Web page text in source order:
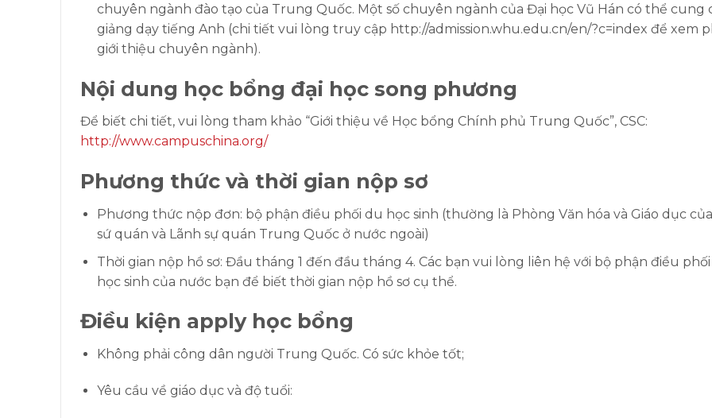
chuyên ngành đào tạo của Trung Quốc. Một số chuyên ngành của Đại học Vũ Hán có thể cung
giảng dạy tiếng Anh (chi tiết vui lòng truy cập http://admission.whu.edu.cn/en/?c=index để xem
giới thiệu chuyên ngành).
Nội dung học bổng đại học song phương
Để biết chi tiết, vui lòng tham khảo “Giới thiệu về Học bổng Chính phủ Trung Quốc”, CSC:
http://www.campuschina.org/
Phương thức và thời gian nộp sơ
Phương thức nộp đơn: bộ phận điều phối du học sinh (thường là Phòng Văn hóa và Giáo dục
sứ quán và Lãnh sự quán Trung Quốc ở nước ngoài)
Thời gian nộp hồ sơ: Đầu tháng 1 đến đầu tháng 4. Các bạn vui lòng liên hệ với bộ phận điều
học sinh của nước bạn để biết thời gian nộp hồ sơ cụ thể.
Điều kiện apply học bổng
Không phải công dân người Trung Quốc. Có sức khỏe tốt;
Yêu cầu về giáo dục và độ tuổi: